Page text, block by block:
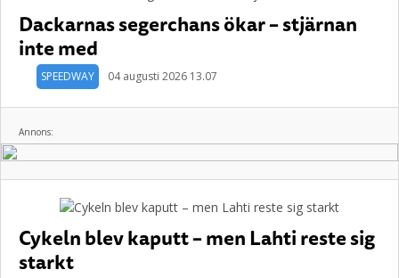
Dackarnas segerchans ökar – stjärnan
inte med
SPEEDWAY 04 augusti 2026 13.07
Annons:
Cykeln blev kaputt – men Lahti reste sig
starkt